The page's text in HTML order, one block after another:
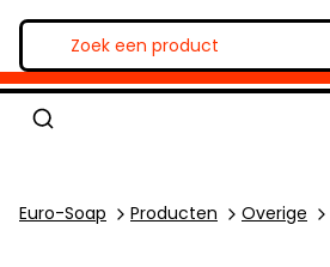
Euro-Soap Producten Overige